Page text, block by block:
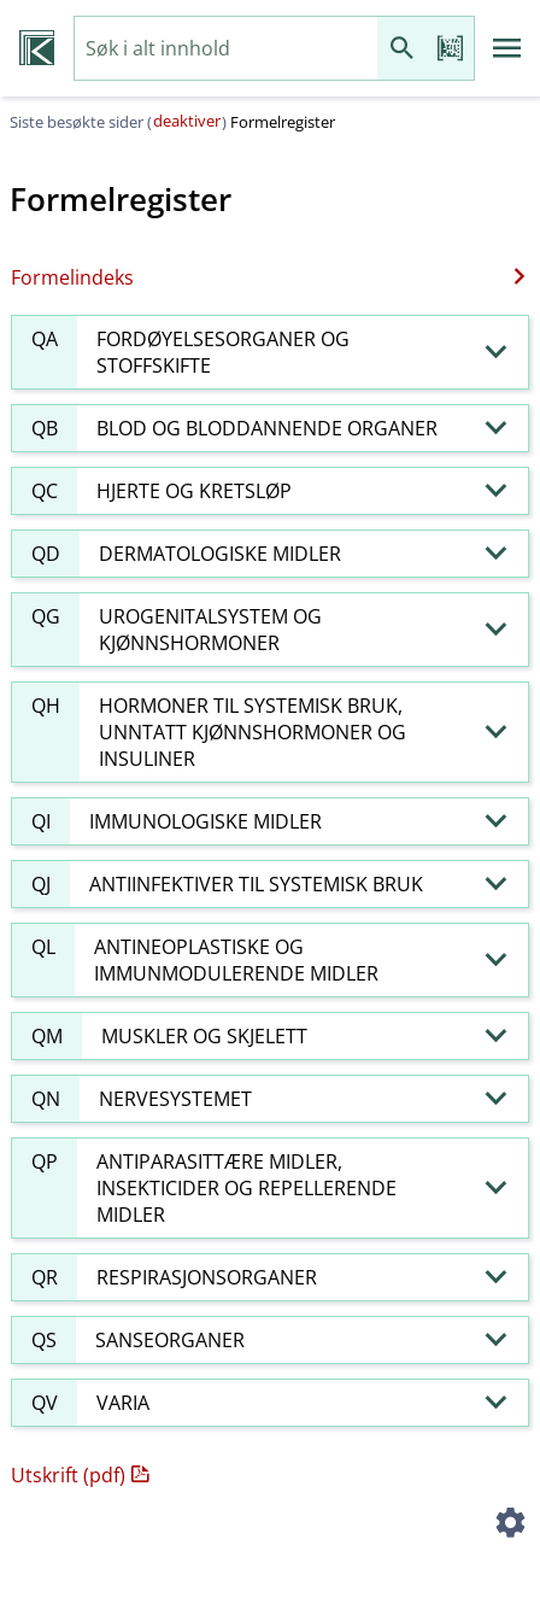
Siste besøkte sider (deaktiver) Formelregister
Formelregister
Formelindeks
QA
FORDØYELSESORGANER OG
STOFFSKIFTE
QB BLOD OG BLODDANNENDE ORGANER
QC HJERTE OG KRETSLØP
QD DERMATOLOGISKE MIDLER
QG
UROGENITALSYSTEM OG
KJØNNSHORMONER
QH
HORMONER TIL SYSTEMISK BRUK,
UNNTATT KJØNNSHORMONER OG
INSULINER
QI IMMUNOLOGISKE MIDLER
QJ ANTIINFEKTIVER TIL SYSTEMISK BRUK
QL
ANTINEOPLASTISKE OG
IMMUNMODULERENDE MIDLER
QM MUSKLER OG SKJELETT
QN NERVESYSTEMET
QP
ANTIPARASITTÆRE MIDLER,
INSEKTICIDER OG REPELLERENDE
MIDLER
QR RESPIRASJONSORGANER
QS SANSEORGANER
QV VARIA
Utskrift (pdf)